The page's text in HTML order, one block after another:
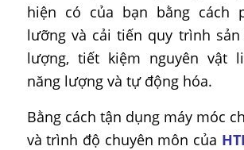
hiện có của bạn bằng cách
lưỡng và cải tiến quy trình sản
lượng, tiết kiệm nguyên vật
năng lượng và tự động hóa.
Bằng cách tận dụng máy móc
và trình độ chuyên môn của